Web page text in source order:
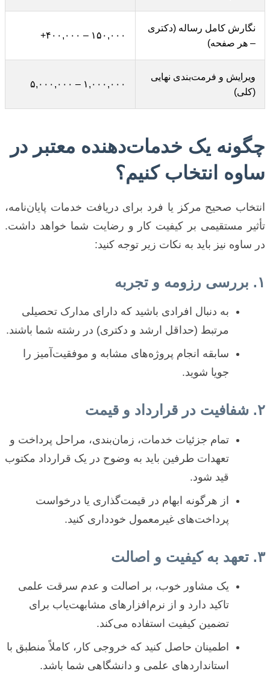
نگارش کامل رساله (دکتری
– هر صفحه)
۱۵۰,۰۰۰ – ۴۰۰,۰۰۰+
ویرایش و فرمت‌بندی نهایی
(کلی)
۱,۰۰۰,۰۰۰ – ۵,۰۰۰,۰۰۰
چگونه یک خدمات‌دهنده معتبر در
ساوه انتخاب کنیم؟
انتخاب صحیح مرکز یا فرد برای دریافت خدمات پایان‌نامه،
تأثیر مستقیمی بر کیفیت کار و رضایت شما خواهد داشت.
در ساوه نیز باید به نکات زیر توجه کنید:
۱. بررسی رزومه و تجربه
به دنبال افرادی باشید که دارای مدارک تحصیلی
مرتبط (حداقل ارشد و دکتری) در رشته شما باشند.
سابقه انجام پروژه‌های مشابه و موفقیت‌آمیز را
جویا شوید.
۲. شفافیت در قرارداد و قیمت
تمام جزئیات خدمات، زمان‌بندی، مراحل پرداخت و
تعهدات طرفین باید به وضوح در یک قرارداد مکتوب
قید شود.
از هرگونه ابهام در قیمت‌گذاری یا درخواست
پرداخت‌های غیرمعمول خودداری کنید.
۳. تعهد به کیفیت و اصالت
یک مشاور خوب، بر اصالت و عدم سرقت علمی
تاکید دارد و از نرم‌افزارهای مشابهت‌یاب برای
تضمین کیفیت استفاده می‌کند.
اطمینان حاصل کنید که خروجی کار، کاملاً منطبق با
استانداردهای علمی و دانشگاهی شما باشد.